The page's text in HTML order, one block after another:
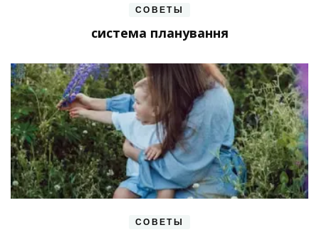
СОВЕТЫ
система планування
СОВЕТЫ